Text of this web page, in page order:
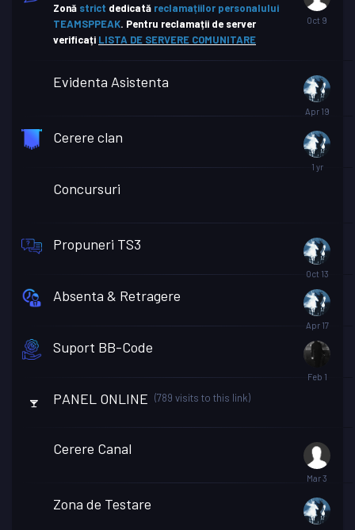
Zonă strict dedicată reclamațiilor personalului
TEAMSPPEAK. Pentru reclamații de server
verificați LISTA DE SERVERE COMUNITARE
Evidenta Asistenta
Cerere clan
Concursuri
Propuneri TS3
Absenta & Retragere
Suport BB-Code
PANEL ONLINE (789 visits to this link)
Cerere Canal
Zona de Testare